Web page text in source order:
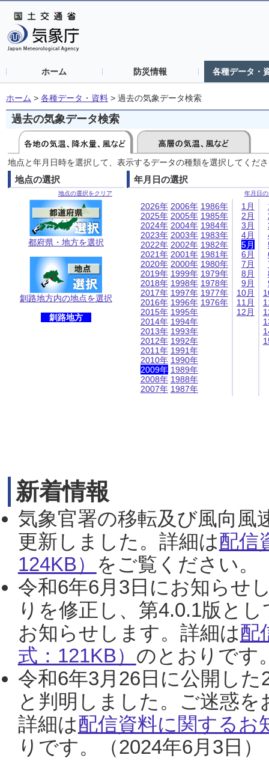
ホーム 防災情報 各種データ・
ホーム > 各種データ・資料 > 過去の気象データ検索
過去の気象データ検索
地点と年月日時を選択して、表示するデータの種類を選択してくだ
地点の選択
地点の選択をクリア
都府県・地方を選択
釧路地方内の地点を選択
釧路地方
年月日の選択
年月日
2026年
2025年
2024年
2023年
2022年
2021年
2020年
2019年
2018年
2017年
2016年
2015年
2014年
2013年
2012年
2011年
2010年
2009年
2008年
2007年
2006年
2005年
2004年
2003年
2002年
2001年
2000年
1999年
1998年
1997年
1996年
1995年
1994年
1993年
1992年
1991年
1990年
1989年
1988年
1987年
1986年
1985年
1984年
1983年
1982年
1981年
1980年
1979年
1978年
1977年
1976年
1月
2月
3月
4月
5月
6月
7月
8月
9月
10月
11月
12月
新着情報
気象官署の移転及び風向風
更新しました。詳細は配信
124KB） をご覧ください。
令和6年6月3日にお知らせ
りを修正し、第4.0.1版と
お知らせします。詳細は配
式：121KB） のとおりです
令和6年3月26日に公開し
と判明しました。ご迷惑
詳細は配信資料に関するお
りです。（2024年6月3日）